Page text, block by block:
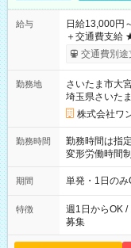
給与
日給13,000円
＋交通費支給 ★交通費全額支給！ ┗案件により規定あり ★日払
いOK！（規
ンビニATMから
交通費別途
勤務地
さいたま市大
埼玉県さいた
株式会社ワ
勤務時間
勤務時間は指
変形労働時間制 想定労
～21：00
期間 単発・1日のみ
特徴
週1日からOK /
募集